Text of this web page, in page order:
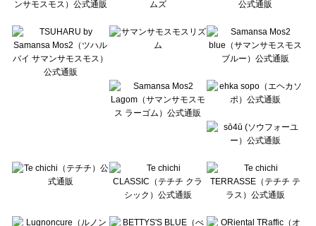
Te chichi CLASSIC（テチチ クラシック）のその他雑貨一覧
Lugnoncure（ルノンキュール）のその他雑貨一覧
BETTY'S BLUE（べティーズブルー）のその他雑貨一覧
Wpc.（ワールドパーティー）のその他雑貨一覧